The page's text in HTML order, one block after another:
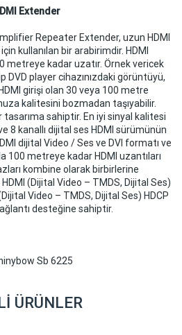
Extender
Repeater Extender, uzun HDMI
kullanılan bir arabirimdir. HDMI
metreye kadar uzatır. Örnek vericek
DVD player cihazınızdaki görüntüyü,
girişi olan 30 veya 100 metre
kalitesini bozmadan taşıyabilir.
sahiptir. En iyi sinyal kalitesi
8 kanallı dijital ses HDMI sürümünün
dijital Video / Ses ve DVI formatı ve
100 metreye kadar HDMI uzantıları
kombine olarak birbirlerine
(Dijital Video – TMDS, Dijital Ses)
(Dijital Video – TMDS, Dijital Ses) HDCP
desteğine sahiptir.
ÜRÜNLER